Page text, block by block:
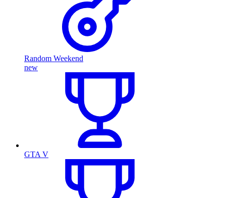
Random Weekend
new
GTA V